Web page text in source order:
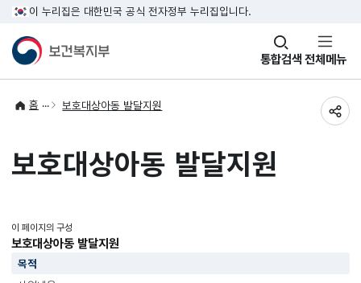
이 누리집은 대한민국 공식 전자정부 누리집입니다.
통합검색
창
열기 전체메뉴
홈 보호대상아동 발달지원
보호대상아동 발달지원
이 페이지의 구성
보호대상아동 발달지원
목적